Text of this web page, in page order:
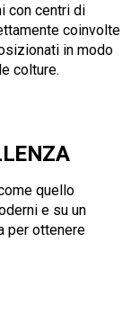
con centri di
coinvolte
in modo
colture.
quello
e su un
per ottenere